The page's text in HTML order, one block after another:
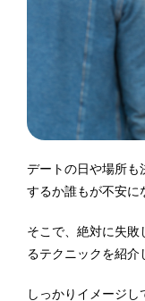
デートの日や場所も
するか誰もが不安に
そこで、絶対に失
るテクニックを紹介
しっかりイメージし